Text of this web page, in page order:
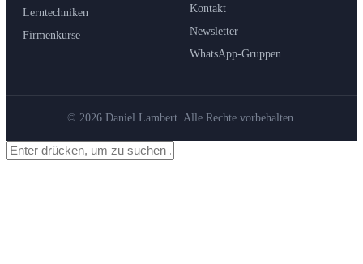
Lerntechniken
Firmenkurse
Kontakt
Newsletter
WhatsApp-Gruppen
© 2026 Daniel Lambert. Alle Rechte vorbehalten.